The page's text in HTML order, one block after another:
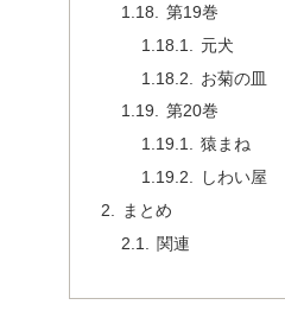
第19巻
元犬
お菊の皿
第20巻
猿まね
しわい屋
まとめ
関連